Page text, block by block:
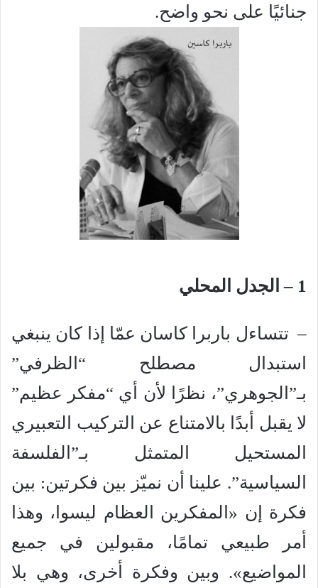
جنائيًا على نحو واضح.
1 – الجدل المحلي
– تتساءل باربرا كاسان عمّا إذا كان ينبغي
استبدال مصطلح “الظرفي”
بـ”الجوهري”، نظرًا لأن أي “مفكر عظيم”
لا يقبل أبدًا بالامتناع عن التركيب التعبيري
المستحيل المتمثل بـ”الفلسفة
السياسية”. علينا أن نميّز بين فكرتين: بين
فكرة إن «المفكرين العظام ليسوا، وهذا
أمر طبيعي تمامًا، مقبولين في جميع
المواضيع». وبين وفكرة أخرى، وهي بلا